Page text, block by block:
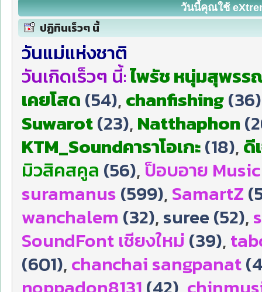
วันนี้คุณใช้
ปฏิทินเร็วๆ นี้
วันแม่แห่งชาติ
วันเกิดเร็วๆ นี้:ไพรัช หนุ่มสุพร
เคยโสด(54),chanfishing(36)
Suwarot(23),Natthaphon
KTM_Soundคาราโอเกะ(18),ดี
มิวสิคสคูล (56),ป็อบอาย Music
suramanus(599),SamartZ
wanchalem (32),suree (52),
SoundFont เชียงใหม่(39),
(601),chanchai sangpanat